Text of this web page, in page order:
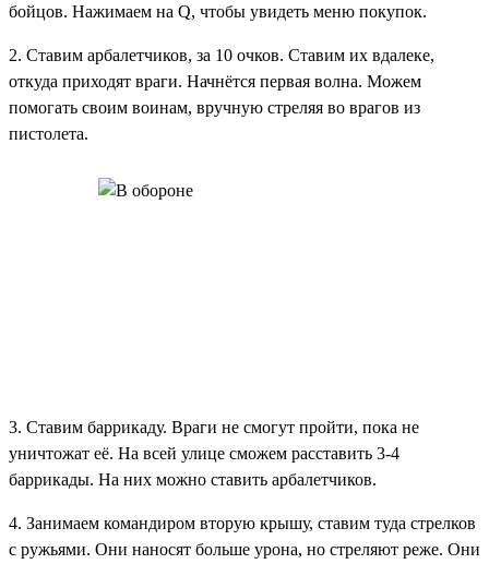
бойцов. Нажимаем на Q, чтобы увидеть меню покупок.
2. Ставим арбалетчиков, за 10 очков. Ставим их вдалеке,
откуда приходят враги. Начнётся первая волна. Можем
помогать своим воинам, вручную стреляя во врагов из
пистолета.
3. Ставим баррикаду. Враги не смогут пройти, пока не
уничтожат её. На всей улице сможем расставить 3-4
баррикады. На них можно ставить арбалетчиков.
4. Занимаем командиром вторую крышу, ставим туда стрелков
с ружьями. Они наносят больше урона, но стреляют реже. Они